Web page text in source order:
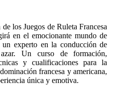
los Juegos de Ruleta Francesa
en el emocionante mundo de
experto en la conducción de
Un curso de formación,
y cualificaciones para la
francesa y americana,
única y emotiva.